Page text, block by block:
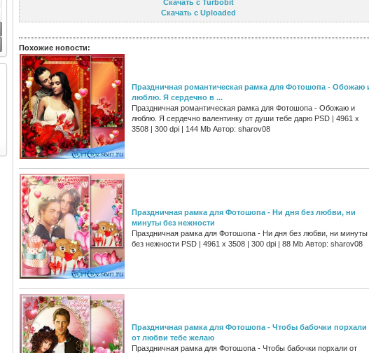
Скачать с Turbobit
Скачать с Uploaded
Похожие новости:
Праздничная романтическая рамка для Фотошопа - Обожаю
люблю. Я сердечно в ...
Праздничная романтическая рамка для Фотошопа - Обожаю и
люблю. Я сердечно валентинку от души тебе дарю PSD | 4961 х
3508 | 300 dpi | 144 Mb Автор: sharov08
Праздничная рамка для Фотошопа - Ни дня без любви, ни
минуты без нежности
Праздничная рамка для Фотошопа - Ни дня без любви, ни минуты
без нежности PSD | 4961 х 3508 | 300 dpi | 88 Mb Автор: sharov08
Праздничная рамка для Фотошопа - Чтобы бабочки порхали
от любви тебе желаю
Праздничная рамка для Фотошопа - Чтобы бабочки порхали от